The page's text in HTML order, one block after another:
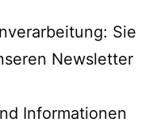
Sie
Newsletter
Informationen